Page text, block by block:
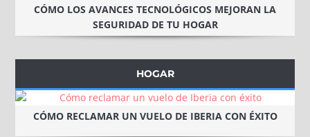
CÓMO LOS AVANCES TECNOLÓGICOS MEJORAN LA
SEGURIDAD DE TU HOGAR
HOGAR
CÓMO RECLAMAR UN VUELO DE IBERIA CON ÉXITO